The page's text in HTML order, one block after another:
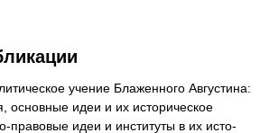
учение Блаженного Августина:
основные идеи и их историческое
право­вые идеи и институты в их исто­